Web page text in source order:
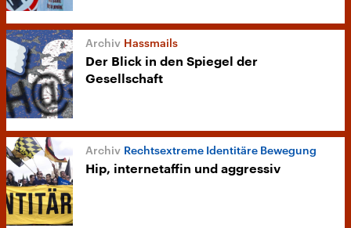
Hassmails
Der Blick in den Spiegel der
Gesellschaft
Rechtsextreme Identitäre Bewegung
Hip, internetaffin und aggressiv